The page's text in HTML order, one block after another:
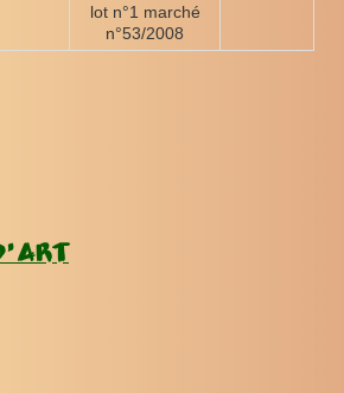
lot n°1 marché
n°53/2008